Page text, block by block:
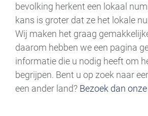
bevolking herkent een lokaal
kans is groter dat ze het lokale
Wij maken het graag
daarom hebben we een pagina
informatie die u nodig heeft om
begrijpen. Bent u op zoek naar
een ander land? Bezoek dan